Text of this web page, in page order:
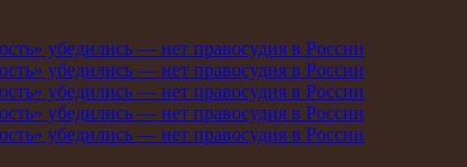
убедились — нет правосудия в России
убедились — нет правосудия в России
убедились — нет правосудия в России
убедились — нет правосудия в России
убедились — нет правосудия в России